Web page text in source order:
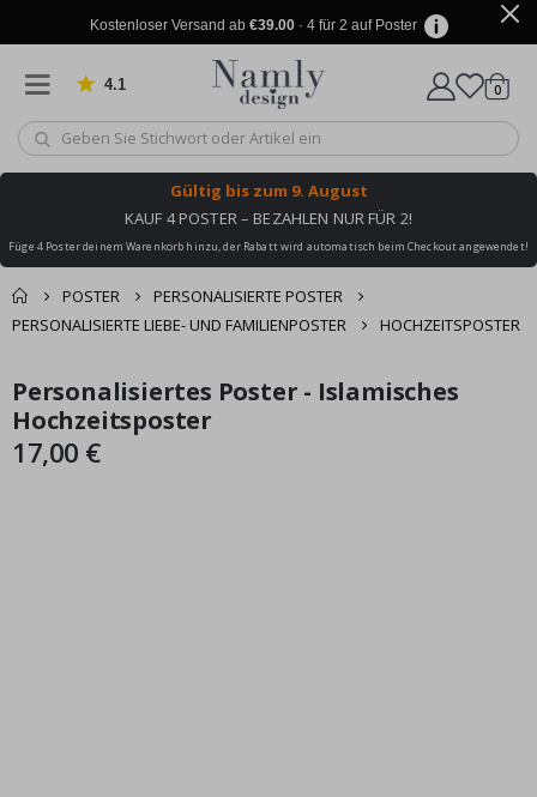
Kostenloser Versand ab €39.00· 4 für 2 auf Poster
4.1 von 1030 Bewertungen
Wagen
0
Gültig bis zum 9. August
KAUF 4 POSTER – BEZAHLEN NUR FÜR 2!
Füge 4 Poster deinem Warenkorb hinzu, der Rabatt wird automatisch beim Checkout angewendet!
POSTER
PERSONALISIERTE POSTER
PERSONALISIERTE LIEBE- UND FAMILIENPOSTER
HOCHZEITSPOSTER
Sie könnten auch
darunter leiden ✔
Korb
Zum
Ende
der
Bildgalerie
Zum
Anfang
der
Bildgalerie
Personalisiertes Poster - Islamisches
Hochzeitsposter
17,00 €